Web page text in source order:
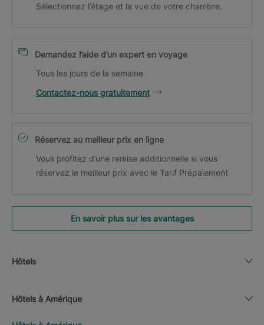
Sélectionnez l’étage et la vue de votre chambre.
Demandez l’aide d’un expert en voyage
Tous les jours de la semaine
Contactez-nous gratuitement
Réservez au meilleur prix en ligne
Vous profitez d’une remise additionnelle si vous
réservez le meilleur prix avec le Tarif Prépaiement
En savoir plus sur les avantages
Hôtels
Hôtels à Amérique